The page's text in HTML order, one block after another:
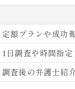
定額プランや成功
1日調査や時間指
調査後の弁護士紹